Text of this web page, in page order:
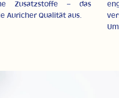
Zusatzstoffe – das
Auricher Qualität aus.